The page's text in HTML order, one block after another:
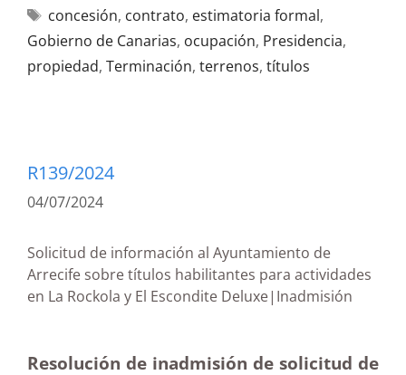
concesión, contrato, estimatoria formal,
Gobierno de Canarias, ocupación, Presidencia,
propiedad, Terminación, terrenos, títulos
R139/2024
04/07/2024
Solicitud de información al Ayuntamiento de
Arrecife sobre títulos habilitantes para actividades
en La Rockola y El Escondite Deluxe|Inadmisión
Resolución de inadmisión de solicitud de